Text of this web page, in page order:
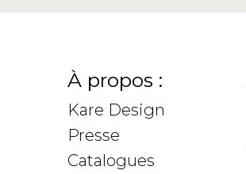
À propos :
Kare Design
Presse
Catalogues